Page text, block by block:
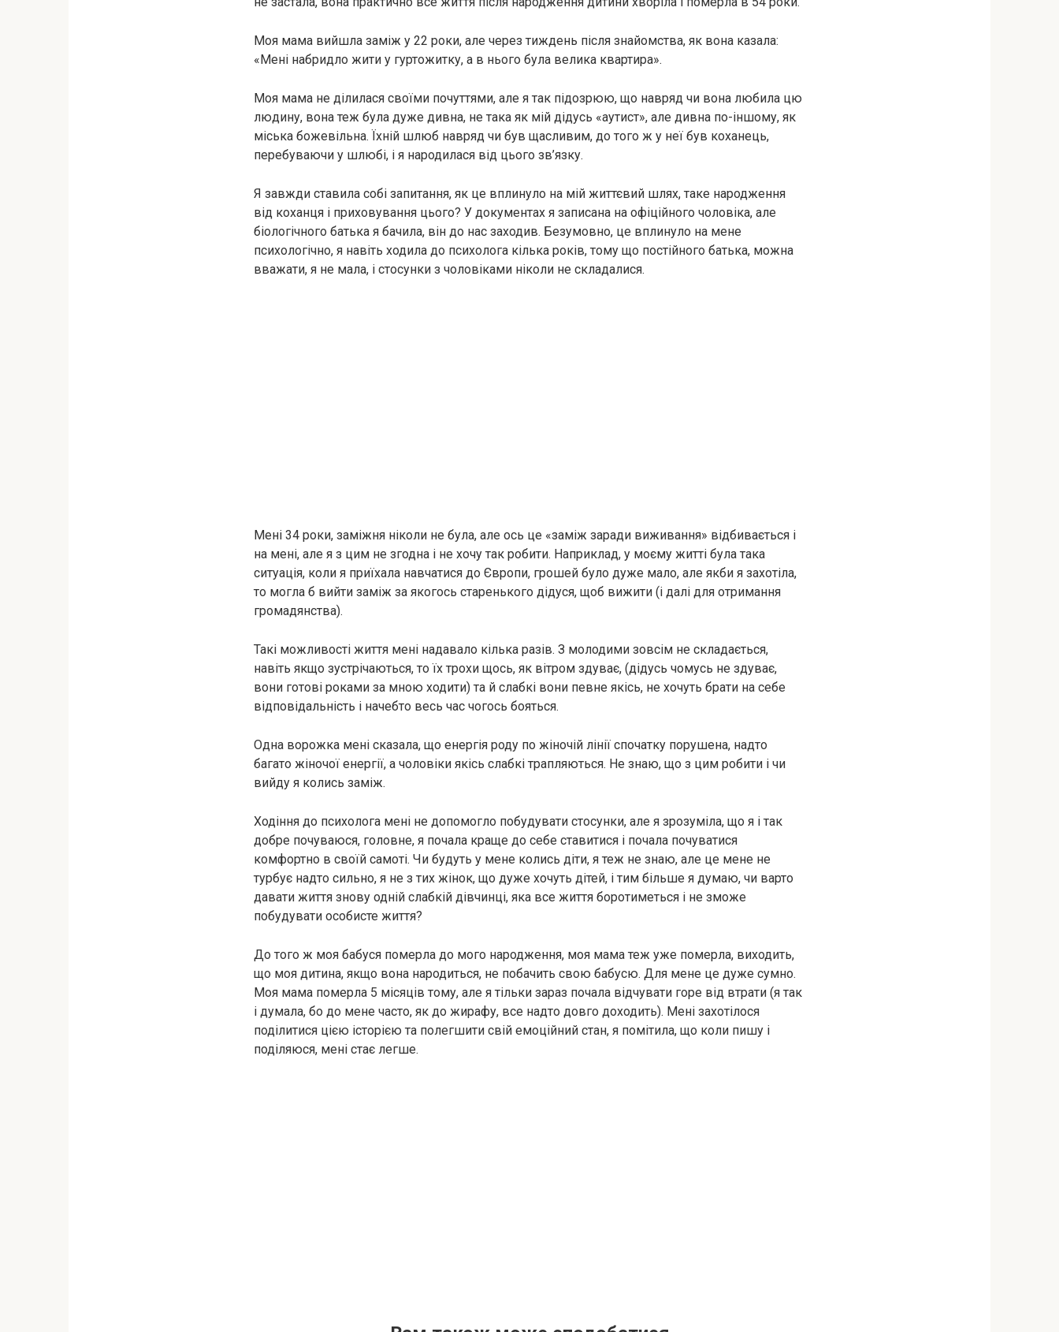
Моя мама вийшла заміж у 22 роки, але через тиждень після знайомства, як вона казала:
«Мені набридло жити у гуртожитку, а в нього була велика квартира».
Моя мама не ділилася своїми почуттями, але я так підозрюю, що навряд чи вона любила цю
людину, вона теж була дуже дивна, не така як мій дідусь «аутист», але дивна по-іншому, як
міська божевільна. Їхній шлюб навряд чи був щасливим, до того ж у неї був коханець,
перебуваючи у шлюбі, і я народилася від цього зв’язку.
Я завжди ставила собі запитання, як це вплинуло на мій життєвий шлях, таке народження
від коханця і приховування цього? У документах я записана на офіційного чоловіка, але
біологічного батька я бачила, він до нас заходив. Безумовно, це вплинуло на мене
психологічно, я навіть ходила до психолога кілька років, тому що постійного батька, можна
вважати, я не мала, і стосунки з чоловіками ніколи не складалися.
Мені 34 роки, заміжня ніколи не була, але ось це «заміж заради виживання» відбивається і
на мені, але я з цим не згодна і не хочу так робити. Наприклад, у моєму житті була така
ситуація, коли я приїхала навчатися до Європи, грошей було дуже мало, але якби я захотіла,
то могла б вийти заміж за якогось старенького дідуся, щоб вижити (і далі для отримання
громадянства).
Такі можливості життя мені надавало кілька разів. З молодими зовсім не складається,
навіть якщо зустрічаються, то їх трохи щось, як вітром здуває, (дідусь чомусь не здуває,
вони готові роками за мною ходити) та й слабкі вони певне якісь, не хочуть брати на себе
відповідальність і начебто весь час чогось бояться.
Одна ворожка мені сказала, що енергія роду по жіночій лінії спочатку порушена, надто
багато жіночої енергії, а чоловіки якісь слабкі трапляються. Не знаю, що з цим робити і чи
вийду я колись заміж.
Ходіння до психолога мені не допомогло побудувати стосунки, але я зрозуміла, що я і так
добре почуваюся, головне, я почала краще до себе ставитися і почала почуватися
комфортно в своїй самоті. Чи будуть у мене колись діти, я теж не знаю, але це мене не
турбує надто сильно, я не з тих жінок, що дуже хочуть дітей, і тим більше я думаю, чи варто
давати життя знову одній слабкій дівчинці, яка все життя боротиметься і не зможе
побудувати особисте життя?
До того ж моя бабуся померла до мого народження, моя мама теж уже померла, виходить,
що моя дитина, якщо вона народиться, не побачить свою бабусю. Для мене це дуже сумно.
Моя мама померла 5 місяців тому, але я тільки зараз почала відчувати горе від втрати (я так
і думала, бо до мене часто, як до жирафу, все надто довго доходить). Мені захотілося
поділитися цією історією та полегшити свій емоційний стан, я помітила, що коли пишу і
поділяюся, мені стає легше.